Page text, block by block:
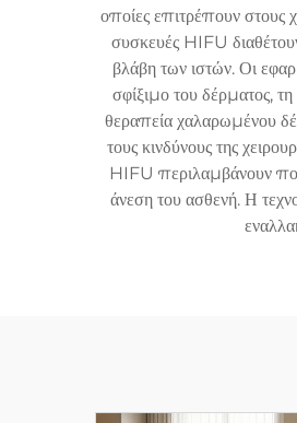
οποίες επιτρέπουν στους
συσκευές HIFU
βλάβη των ιστών. Οι
σφίξιμο του δέρματος,
θεραπεία χαλαρωμένου
τους κινδύνους της
HIFU περιλαμβάνουν
άνεση του ασθενή. Η